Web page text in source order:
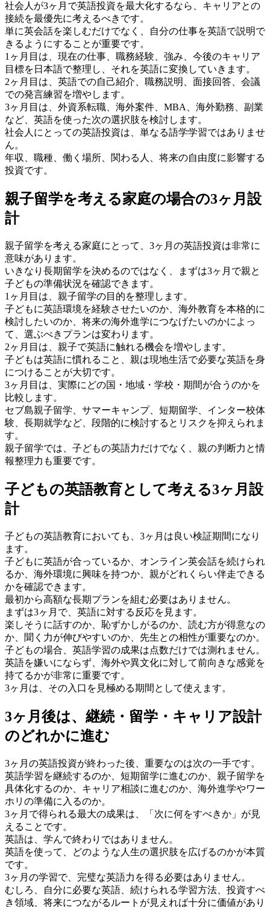
社会人が3ヶ月で英語投資を最大化するなら、キャリアとの
接続を最優先に考えるべきです。
単に英会話を楽しむだけでなく、自分の仕事を英語で説明で
きるようにすることが重要です。
1ヶ月目は、現在の仕事、職務経験、強み、今後のキャリア
目標を日本語で整理し、それを英語に変換していきます。
2ヶ月目は、英語での自己紹介、職務説明、面接回答、会議
での発言練習を増やします。
3ヶ月目は、外資系転職、海外案件、MBA、海外勤務、副業
など、英語を使った次の選択肢を検討します。
社会人にとっての英語投資は、単なる語学学習ではありませ
ん。
年収、職種、働く場所、関わる人、将来の自由度に影響する
投資です。
親子留学を考える家庭の場合の3ヶ月設
計
親子留学を考える家庭にとって、3ヶ月の英語投資は非常に
意味があります。
いきなり長期留学を決めるのではなく、まずは3ヶ月で親と
子どもの準備状況を確認できます。
1ヶ月目は、親子留学の目的を整理します。
子どもに英語環境を経験させたいのか、海外教育を本格的に
検討したいのか、将来の海外進学につなげたいのかによっ
て、選ぶべきプランは変わります。
2ヶ月目は、親子で英語に触れる機会を増やします。
子どもは英語に慣れること、親は現地生活で必要な英語を身
につけることが大切です。
3ヶ月目は、実際にどの国・地域・学校・期間が合うのかを
比較します。
セブ島親子留学、サマーキャンプ、短期留学、インター校体
験、長期就学など、段階的に検討するとリスクを抑えられま
す。
親子留学では、子どもの英語力だけでなく、親の判断力と情
報整理力も重要です。
子どもの英語教育として考える3ヶ月設
計
子どもの英語教育においても、3ヶ月は良い検証期間になり
ます。
子どもに英語が合っているか、オンライン英会話を続けられ
るか、海外環境に興味を持つか、親がどれくらい伴走できる
かを確認できます。
最初から高額な長期プランを組む必要はありません。
まずは3ヶ月で、英語に対する反応を見ます。
楽しそうに話すのか、恥ずかしがるのか、読む方が得意なの
か、聞く力が伸びやすいのか、先生との相性が重要なのか。
子どもの場合、英語学習の成果は点数だけでは測れません。
英語を嫌いにならず、海外や異文化に対して前向きな感覚を
持てるかが非常に重要です。
3ヶ月は、その入口を見極める期間として使えます。
3ヶ月後は、継続・留学・キャリア設計
のどれかに進む
3ヶ月の英語投資が終わった後、重要なのは次の一手です。
英語学習を継続するのか、短期留学に進むのか、親子留学を
具体化するのか、キャリア相談に進むのか、海外進学やワー
ホリの準備に入るのか。
3ヶ月で得られる最大の成果は、「次に何をすべきか」が見
えることです。
英語は、学んで終わりではありません。
英語を使って、どのような人生の選択肢を広げるのかが本質
です。
3ヶ月の学習で、完璧な英語力を得る必要はありません。
むしろ、自分に必要な英語、続けられる学習方法、投資すべ
き領域、将来につながるルートが見えれば十分に価値があり